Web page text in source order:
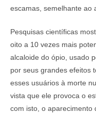
escamas, semelhante ao
Pesquisas científicas
oito a 10 vezes mais
alcaloide do ópio, usado
por seus grandes efeitos
esses usuários à morte
vista que ele provoca o
com isto, o aparecimento